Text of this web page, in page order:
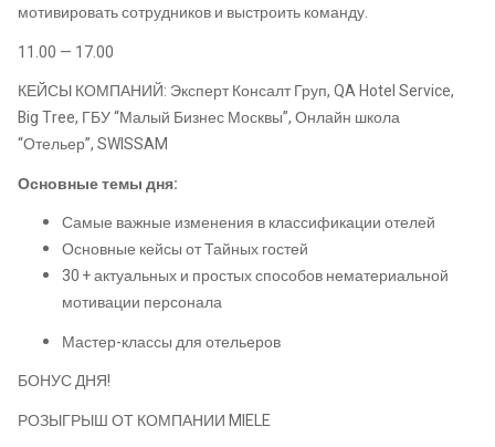
мотивировать сотрудников и выстроить команду.
11.00 — 17.00
КЕЙСЫ КОМПАНИЙ: Эксперт Консалт Груп, QA Hotel Service,
Big Tree, ГБУ “Малый Бизнес Москвы”, Онлайн школа
“Отельер”, SWISSAM
Основные темы дня:
Самые важные изменения в классификации отелей
Основные кейсы от Тайных гостей
30 + актуальных и простых способов нематериальной
мотивации персонала
Мастер-классы для отельеров
БОНУС ДНЯ!
РОЗЫГРЫШ ОТ КОМПАНИИ MIELE